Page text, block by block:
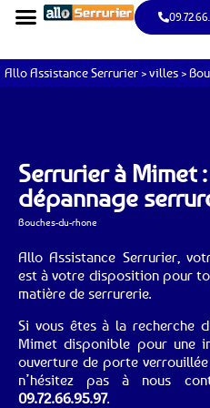
Allo Assistance Serrurier >villes >
Serrurier à Mimet
dépannage
Bouches-du-rhone
Allo Assistance Serrurier,
est à votre disposition pour
matière de serrurerie.
Si vous êtes à la recherche
Mimet disponible pour une
ouverture de porte
n’hésitez pas à nous
09.72.66.95.97.